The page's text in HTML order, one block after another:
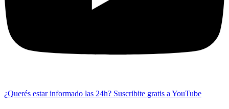
¿Querés estar informado las 24h? Suscribite gratis a YouTube